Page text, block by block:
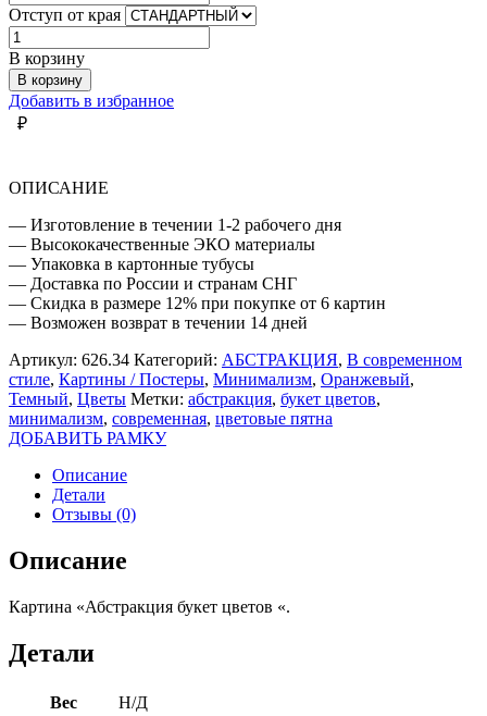
Отступ от края
Количество
товара
АБСТРАКЦИЯ
БУКЕТ
ЦВЕТОВ
В корзину
В корзину
Добавить в избранное
₽
ОПИСАНИЕ
— Изготовление в течении 1-2 рабочего дня
— Высококачественные ЭКО материалы
— Упаковка в картонные тубусы
— Доставка по России и странам СНГ
— Скидка в размере 12% при покупке от 6 картин
— Возможен возврат в течении 14 дней
Артикул: 626.34 Категорий: АБСТРАКЦИЯ, В современном
стиле, Картины / Постеры, Минимализм, Оранжевый,
Темный, Цветы Метки: абстракция, букет цветов,
минимализм, современная, цветовые пятна
ДОБАВИТЬ РАМКУ
Описание
Детали
Отзывы (0)
Описание
Картина «Абстракция букет цветов «.
Детали
Вес
Н/Д